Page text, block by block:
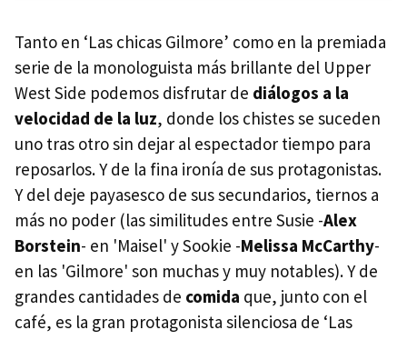
Tanto en ‘Las chicas Gilmore’ como en la premiada
serie de la monologuista más brillante del Upper
West Side podemos disfrutar de diálogos a la
velocidad de la luz, donde los chistes se suceden
uno tras otro sin dejar al espectador tiempo para
reposarlos. Y de la fina ironía de sus protagonistas.
Y del deje payasesco de sus secundarios, tiernos a
más no poder (las similitudes entre Susie -Alex
Borstein- en 'Maisel' y Sookie -Melissa McCarthy-
en las 'Gilmore' son muchas y muy notables). Y de
grandes cantidades de comida que, junto con el
café, es la gran protagonista silenciosa de ‘Las